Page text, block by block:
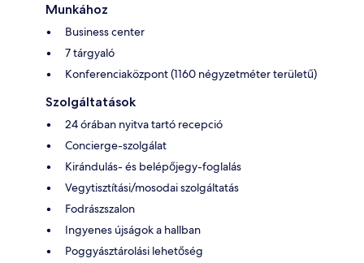
Munkához
Business center
7 tárgyaló
Konferenciaközpont (1160 négyzetméter területű)
Szolgáltatások
24 órában nyitva tartó recepció
Concierge-szolgálat
Kirándulás- és belépőjegy-foglalás
Vegytisztítási/mosodai szolgáltatás
Fodrászszalon
Ingyenes újságok a hallban
Poggyásztárolási lehetőség